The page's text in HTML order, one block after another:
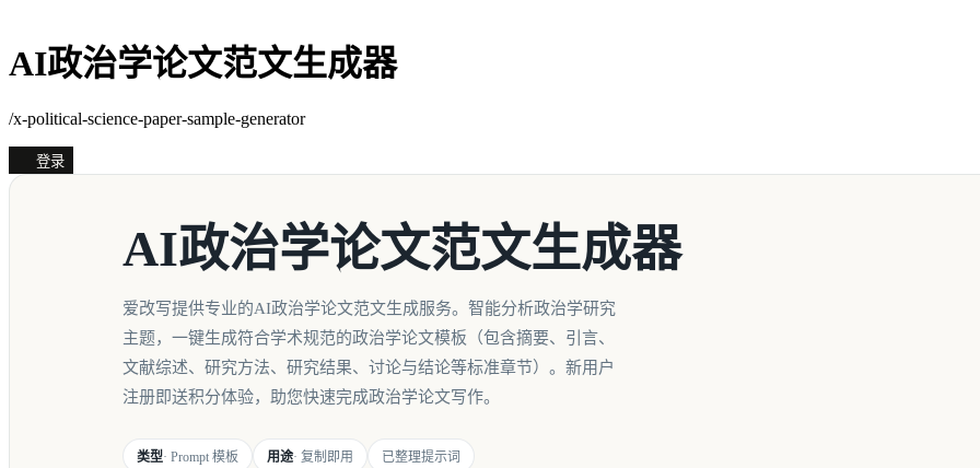
AI政治学论文范文生成器
/x-political-science-paper-sample-generator
登录
AI政治学论文范文生成器
爱改写提供专业的AI政治学论文范文生成服务。智能分析政治学研究
主题，一键生成符合学术规范的政治学论文模板（包含摘要、引言、
文献综述、研究方法、研究结果、讨论与结论等标准章节）。新用户
注册即送积分体验，助您快速完成政治学论文写作。
类型· Prompt 模板 用途· 复制即用 已整理提示词